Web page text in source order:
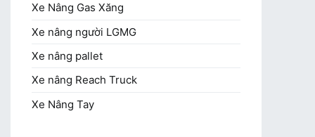
Xe Nâng Gas Xăng
Xe nâng người LGMG
Xe nâng pallet
Xe nâng Reach Truck
Xe Nâng Tay